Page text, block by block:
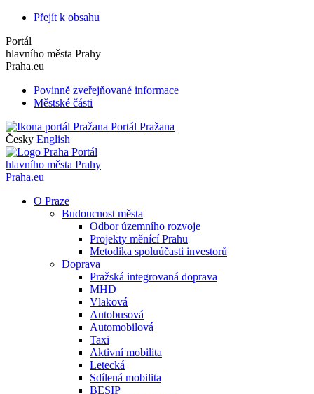
Přejít k obsahu
Portál
hlavního města Prahy
Praha.eu
Povinně zveřejňované informace
Městské části
Portál Pražana
Česky English
Portál
hlavního města Prahy
Praha.eu
O Praze
Budoucnost města
Odbor územního rozvoje
Projekty měnící Prahu
Metodika spoluúčasti investorů
Doprava
Pražská integrovaná doprava
MHD
Vlaková
Autobusová
Automobilová
Taxi
Aktivní mobilita
Letecká
Sdílená mobilita
BESIP